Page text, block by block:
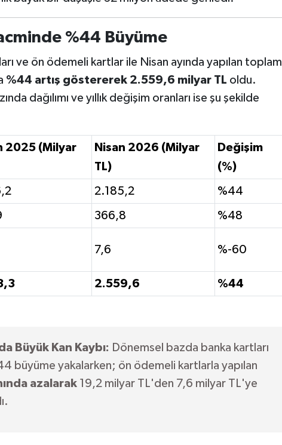
%44 Büyüme
ve ön ödemeli kartlar ile Nisan ayında yapılan toplam
%44 artış göstererek 2.559,6 milyar TL oldu.
dağılımı ve yıllık değişim oranları ise şu şekilde
2025 (Milyar
Nisan 2026 (Milyar
TL)
Değişim
(%)
2.185,2 %44
366,8 %48
7,6 %-60
2.559,6 %44
Büyük Kan Kaybı: Dönemsel bazda banka kartları
büyüme yakalarken; ön ödemeli kartlarla yapılan
azalarak19,2 milyar TL'den 7,6 milyar TL'ye